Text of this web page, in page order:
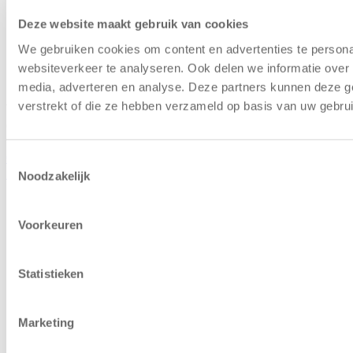
Deze website maakt gebruik van cookies
We gebruiken cookies om content en advertenties te
websiteverkeer te analyseren. Ook delen we informatie
media, adverteren en analyse. Deze partners kunnen deze
verstrekt of die ze hebben verzameld op basis van uw
Noodzakelijk
Voorkeuren
Statistieken
Marketing
in der Lagerautomatisierung bei
Kundenbeispiel im Bereich der
Lagerautomation für Gebrauchtgeräte
KapazitätscheckBerechnen Sie, wie viel Platz Sie
mit einem Lagerlift sparen können
vorbehalten |Datenschutzerklärung|Allgemeine
bewerten|Priorisierung bei kommenden Maschinen